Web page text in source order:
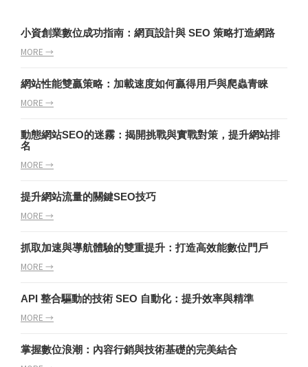
小資創業數位成功指南：網頁設計與 SEO 策略打造網路
MORE →
網站性能雙贏策略：加載速度如何贏得用戶與爬蟲青睞
MORE →
動態網站SEO的迷霧：揭開挑戰與實戰對策，提升網站排
名
MORE →
提升網站流量的關鍵SEO技巧
MORE →
抓取加速與導航體驗的雙重提升：打造高效能數位門戶
MORE →
API 整合驅動的技術 SEO 自動化：提升效率與精準
MORE →
掌握數位浪潮：內容行銷與技術基礎的完美結合